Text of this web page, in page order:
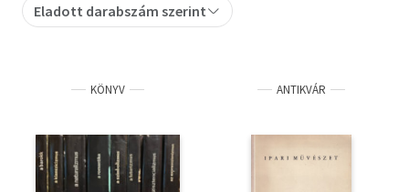
Szakkönyv
Tankönyv, segédkönyv
Társadalomtudomány
Természettudomány
Eladott darabszám szerint
KÖNYV ANTIKVÁR